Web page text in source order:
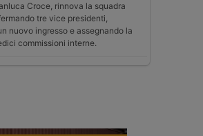
Croce, rinnova la squadra
tre vice presidenti,
nuovo ingresso e assegnando la
commissioni interne.